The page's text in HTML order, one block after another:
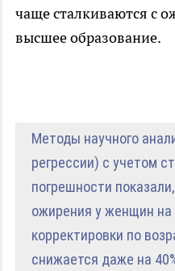
чаще сталкиваются с
высшее образование.
Методы научного
регрессии) с учетом
погрешности
ожирения у женщин на
корректировки по
снижается даже на